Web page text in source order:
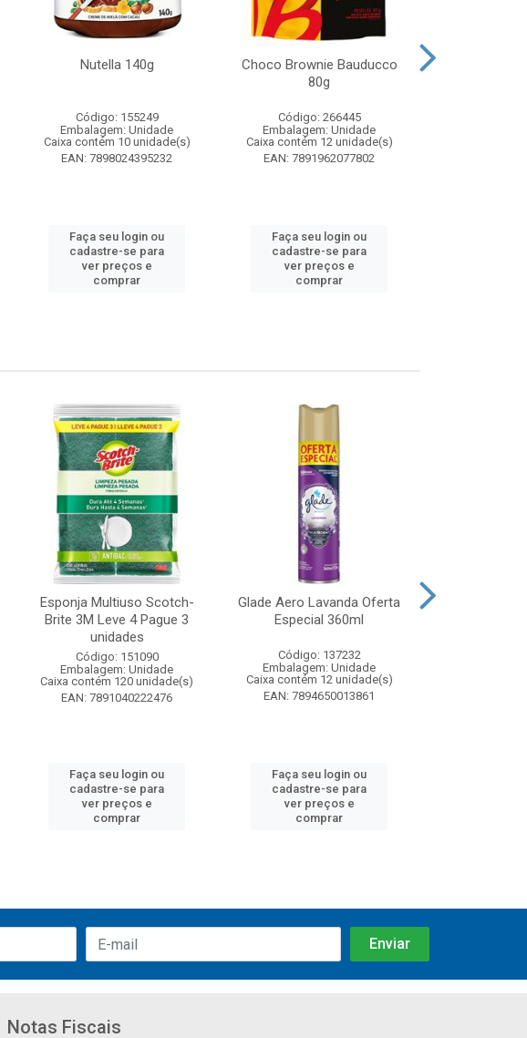
Nutella 140g
Código: 155249
Embalagem: Unidade
Caixa contém 10 unidade(s)
EAN: 7898024395232
Faça seu login ou
cadastre-se para
ver preços e
comprar
Choco Brownie Bauducco
80g
Código: 266445
Embalagem: Unidade
Caixa contém 12 unidade(s)
EAN: 7891962077802
Faça seu login ou
cadastre-se para
ver preços e
comprar
Esponja Multiuso Scotch-
Brite 3M Leve 4 Pague 3
unidades
Código: 151090
Embalagem: Unidade
Caixa contém 120 unidade(s)
EAN: 7891040222476
Faça seu login ou
cadastre-se para
ver preços e
comprar
Glade Aero Lavanda Oferta
Especial 360ml
Código: 137232
Embalagem: Unidade
Caixa contém 12 unidade(s)
EAN: 7894650013861
Faça seu login ou
cadastre-se para
ver preços e
comprar
Notas Fiscais